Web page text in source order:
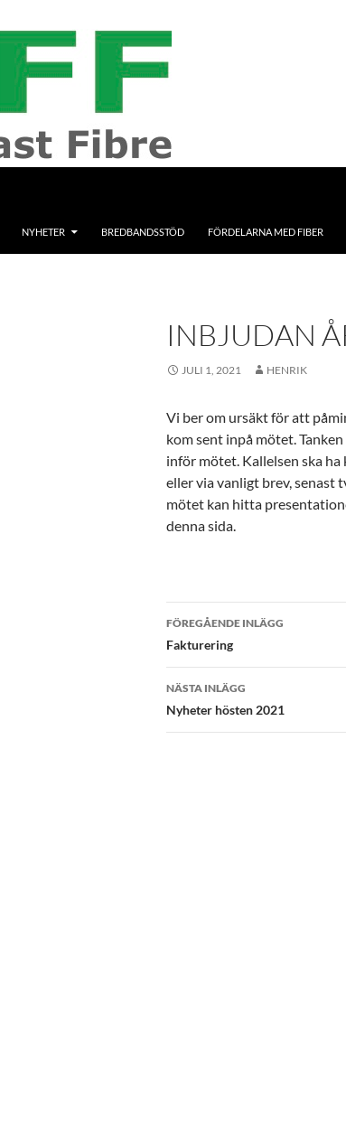
NYHETER BREDBANDSSTÖD FÖRDELARNA MED FIBER
INBJUDAN
JULI 1, 2021 HENRIK
Vi ber om ursäkt för att
kom sent inpå mötet.
inför mötet. Kallelsen ska
eller via vanligt brev, senast
mötet kan hitta
denna sida.
Inläggsnavigering
FÖREGÅENDE INLÄGG
Fakturering
NÄSTA INLÄGG
Nyheter hösten 2021